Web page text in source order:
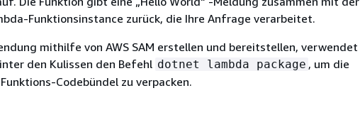
Funktionsinstance zurück, die Ihre Anfrage verarbeitet.
mithilfe von AWS SAM erstellen und bereitstellen, verwendet
den Kulissen den Befehl dotnet lambda package , um die
Codebündel zu verpacken.